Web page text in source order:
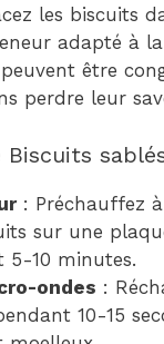
les biscuits
adapté à
être
perdre leur
Biscuits
: Préchauffez à
sur une
5-10 minutes.
ondes :
10-15